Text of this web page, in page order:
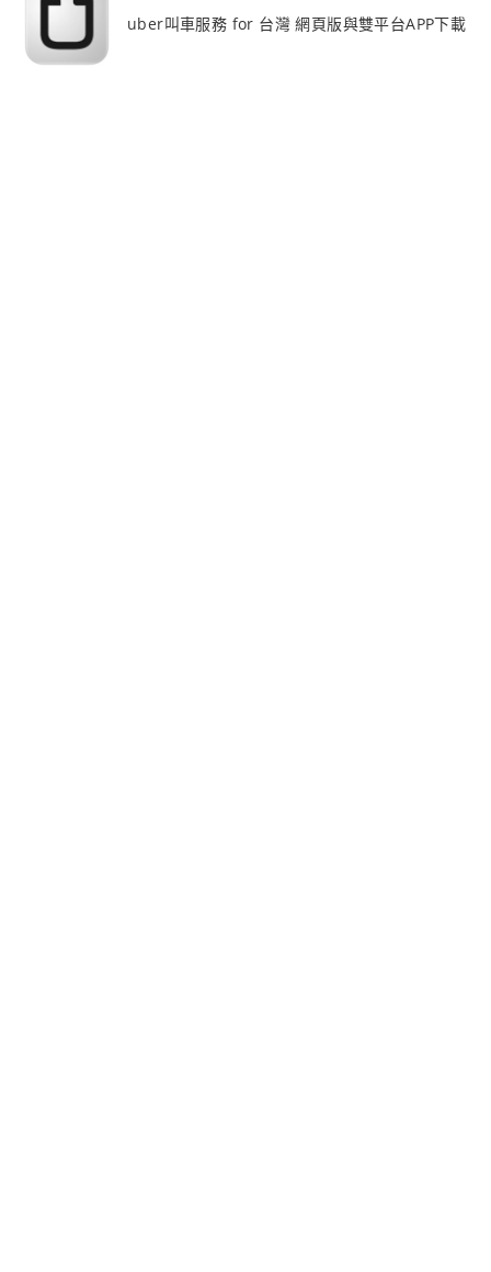
uber叫車服務 for 台灣 網頁版與雙平台APP下載